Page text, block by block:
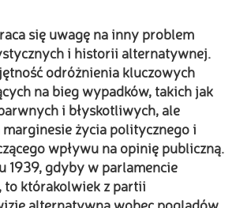
się uwagę na inny problem
i historii alternatywnej.
odróżnienia kluczowych
na bieg wypadków, takich jak
i błyskotliwych, ale
marginesie życia politycznego i
wpływu na opinię publiczną.
1939, gdyby w parlamencie
to którakolwiek z partii